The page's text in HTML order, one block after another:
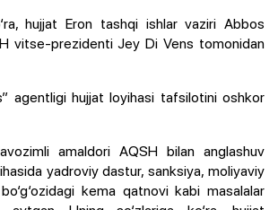
hujjat Eron tashqi ishlar vaziri Abbos
vitse-prezidenti Jey Di Vens tomonidan
agentligi hujjat loyihasi tafsilotini oshkor
amaldori AQSH bilan anglashuv
yadroviy dastur, sanksiya, moliyaviy
kema qatnovi kabi masalalar